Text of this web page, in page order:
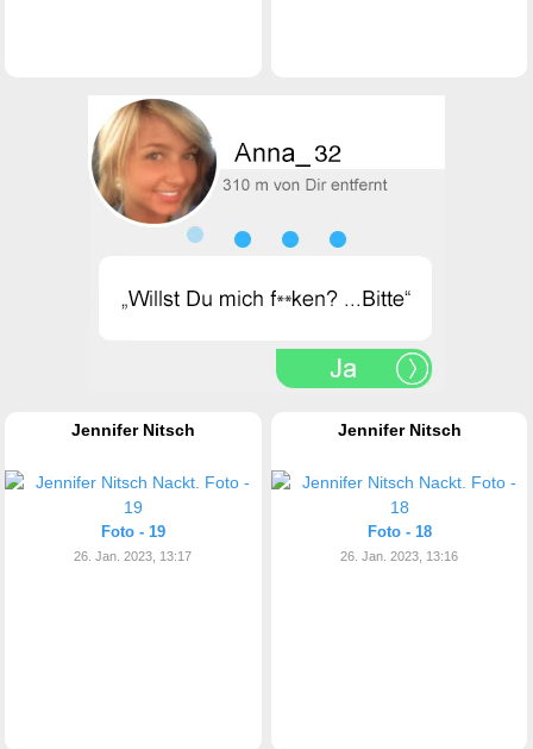
Jennifer Nitsch
Foto - 19
26. Jan. 2023, 13:17
Jennifer Nitsch
Foto - 18
26. Jan. 2023, 13:16